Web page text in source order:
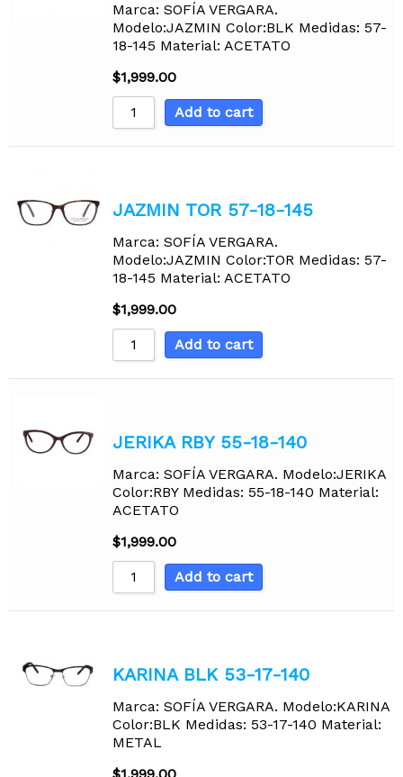
Marca: SOFÍA VERGARA.
Modelo:JAZMIN Color:BLK Medidas: 57-
18-145 Material: ACETATO
$1,999.00
Add to cart
JAZMIN TOR 57-18-145
Marca: SOFÍA VERGARA.
Modelo:JAZMIN Color:TOR Medidas: 57-
18-145 Material: ACETATO
$1,999.00
Add to cart
JERIKA RBY 55-18-140
Marca: SOFÍA VERGARA. Modelo:JERIKA
Color:RBY Medidas: 55-18-140 Material:
ACETATO
$1,999.00
Add to cart
KARINA BLK 53-17-140
Marca: SOFÍA VERGARA. Modelo:KARINA
Color:BLK Medidas: 53-17-140 Material:
METAL
$1,999.00